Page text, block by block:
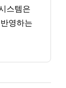
스템은
영하는